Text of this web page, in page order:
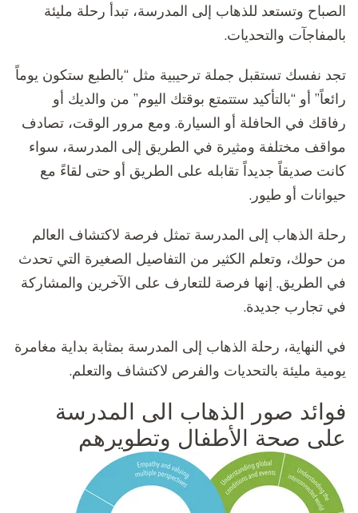
الصباح وتستعد للذهاب إلى المدرسة، تبدأ رحلة مليئة
بالمفاجآت والتحديات.
تجد نفسك تستقبل جملة ترحيبية مثل “بالطبع ستكون يوماً
رائعاً” أو “بالتأكيد ستتمتع بوقتك اليوم” من والديك أو
رفاقك في الحافلة أو السيارة. ومع مرور الوقت، تصادف
مواقف مختلفة ومثيرة في الطريق إلى المدرسة، سواء
كانت صديقاً جديداً تقابله على الطريق أو حتى لقاءً مع
حيوانات أو طيور.
رحلة الذهاب إلى المدرسة تمثل فرصة لاكتشاف العالم
من حولك، وتعلم الكثير من التفاصيل الصغيرة التي تحدث
في الطريق. إنها فرصة للتعارف على الآخرين والمشاركة
في تجارب جديدة.
في النهاية، رحلة الذهاب إلى المدرسة بمثابة بداية مغامرة
يومية مليئة بالتحديات والفرص لاكتشاف والتعلم.
فوائد صور الذهاب الى المدرسة
على صحة الأطفال وتطويرهم